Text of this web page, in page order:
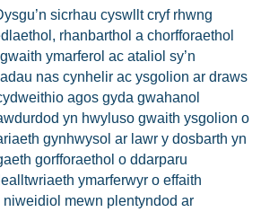
sicrhau cyswllt cryf rhwng
rhanbarthol a chorfforaethol
ymarferol ac ataliol sy’n
nas cynhelir ac ysgolion ar draws
agos gyda gwahanol
yn hwyluso gwaith ysgolion o
gynhwysol ar lawr y dosbarth yn
gorfforaethol o ddarparu
ymarferwyr o effaith
mewn plentyndod ar